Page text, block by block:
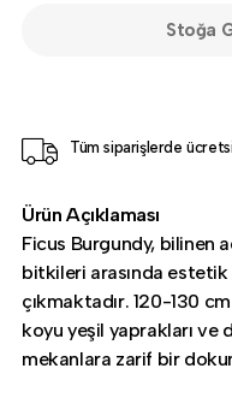
Stoğa
Tüm siparişlerde
Ürün Açıklaması
Ficus Burgundy, bilinen
bitkileri arasında
çıkmaktadır. 120-130
koyu yeşil yaprakları ve
mekanlara zarif bir